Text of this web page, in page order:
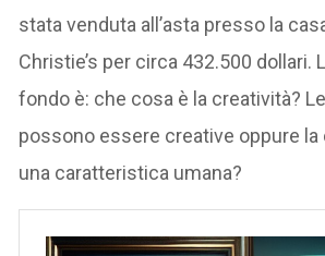
stata venduta all’asta presso la
Christie’s per circa 432.500 dollari.
fondo è: che cosa è la creatività?
possono essere creative oppure
una caratteristica umana?